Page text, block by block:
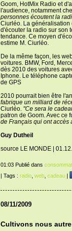
Goom, HotMix Radio et
l'audience, notamment
personnes écoutent la
Ciurléo. La généralisation
d'écouter la radio sur son
tendance. Ce moyen
estime M. Ciurléo.
De la même façon, les
voitures. BMW, Ford,
dès 2010 des voitures
Iphone. Le téléphone
de GPS
2010 pourrait bien être
fabrique un milliard de
Ciurléo. "Ce sera le
patron de Goom. Avec ce
de Français qui ont accès
Guy Dutheil
source LE MONDE |
01:03 Publié dans
| Tags : radio, web, cadeau|
08/11/2009
Cultivons nous